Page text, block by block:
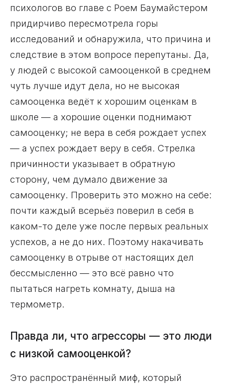
психологов во главе с Роем Баумайстером
придирчиво пересмотрела горы
исследований и обнаружила, что причина и
следствие в этом вопросе перепутаны. Да,
у людей с высокой самооценкой в среднем
чуть лучше идут дела, но не высокая
самооценка ведёт к хорошим оценкам в
школе — а хорошие оценки поднимают
самооценку; не вера в себя рождает успех
— а успех рождает веру в себя. Стрелка
причинности указывает в обратную
сторону, чем думало движение за
самооценку. Проверить это можно на себе:
почти каждый всерьёз поверил в себя в
каком-то деле уже после первых реальных
успехов, а не до них. Поэтому накачивать
самооценку в отрыве от настоящих дел
бессмысленно — это всё равно что
пытаться нагреть комнату, дыша на
термометр.
Правда ли, что агрессоры — это люди
с низкой самооценкой?
Это распространённый миф, который